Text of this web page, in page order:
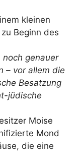
kleinen
Beginn des
noch genauer
– vor allem die
Besatzung
jüdische
Moise
Mond
die eine